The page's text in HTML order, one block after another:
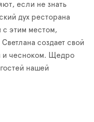
если не знать
дух ресторана
этим местом,
создает свой
и чесноком. Щедро
нашей